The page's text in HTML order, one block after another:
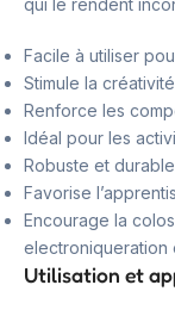
qui le rendent
Facile à utiliser
Stimule la
Renforce les
Idéal pour les
Robuste et
Favorise
Encourage la
electroniqueration
Utilisation et